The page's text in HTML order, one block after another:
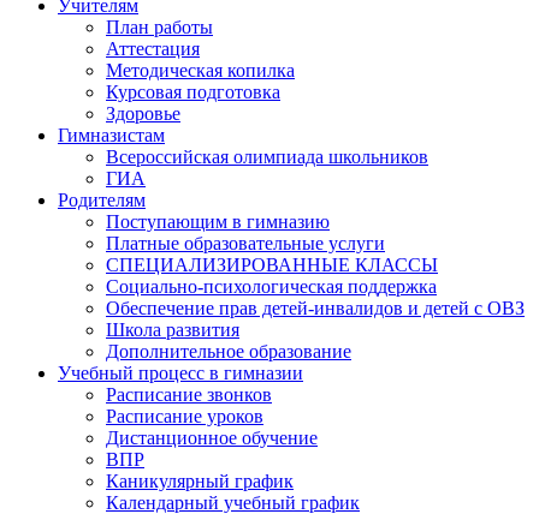
Учителям
План работы
Аттестация
Методическая копилка
Курсовая подготовка
Здоровье
Гимназистам
Всероссийская олимпиада школьников
ГИА
Родителям
Поступающим в гимназию
Платные образовательные услуги
СПЕЦИАЛИЗИРОВАННЫЕ КЛАССЫ
Социально-психологическая поддержка
Обеспечение прав детей-инвалидов и детей с ОВЗ
Школа развития
Дополнительное образование
Учебный процесс в гимназии
Расписание звонков
Расписание уроков
Дистанционное обучение
ВПР
Каникулярный график
Календарный учебный график